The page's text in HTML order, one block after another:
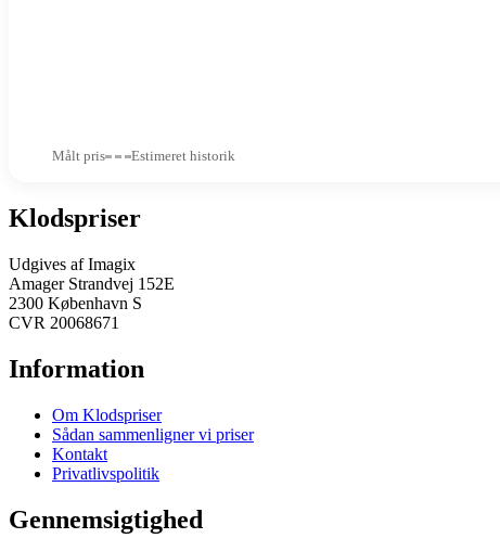
Målt pris Estimeret historik
Klodspriser
Udgives af Imagix
Amager Strandvej 152E
2300 København S
CVR 20068671
Information
Om Klodspriser
Sådan sammenligner vi priser
Kontakt
Privatlivspolitik
Gennemsigtighed